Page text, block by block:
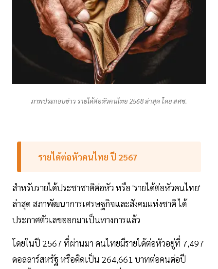
ภาพประกอบข่าว รายได้ต่อหัวคนไทย 2568 ล่าสุด โดย สศช.
รายได้ต่อหัวคนไทย ปี 2567
สำหรับรายได้ประชาชาติต่อหัว หรือ 'รายได้ต่อหัวคนไทย'
ล่าสุด สภาพัฒนาการเศรษฐกิจและสังคมแห่งชาติ ได้
ประกาศตัวเลขออกมาเป็นทางการแล้ว
โดยในปี 2567 ที่ผ่านมา คนไทยมีรายได้ต่อหัวอยู่ที่ 7,497
ดอลลาร์สหรัฐ หรือคิดเป็น 264,661 บาทต่อคนต่อปี